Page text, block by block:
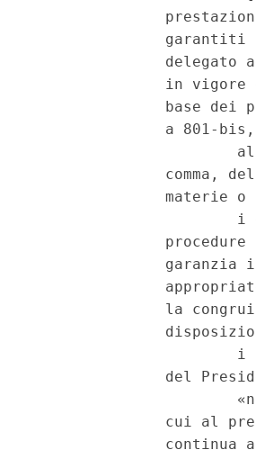
fra Stato e
le
avere efficacia,
vigore delle leggi
che le
in vigore
le
delle
Disposizioni per
delle Regioni a
terzo comma,
transitorie e
Regioni gia'